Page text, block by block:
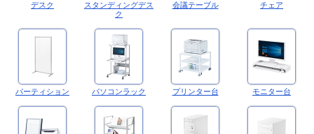
デスク
スタンディングデス
ク
会議テーブル チェア
パーティション パソコンラック プリンター台 モニター台